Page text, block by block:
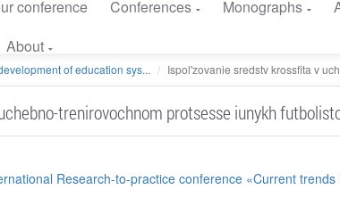
conference Conferences Monographs
About
of education sys... Ispol'zovanie sredstv krossfita v
trenirovochnom protsesse iunykh
Research-to-practice conference «Current